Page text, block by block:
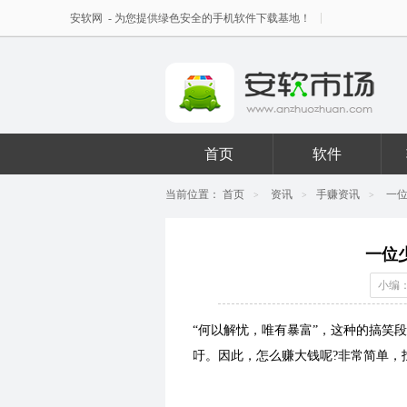
安软网 - 为您提供绿色安全的手机软件下载基地！
首页 软件
当前位置： 首页 > 资讯 > 手赚资讯 > 一
一位
小编
“何以解忧，唯有暴富”，这种的搞笑
吁。因此，怎么赚大钱呢?非常简单